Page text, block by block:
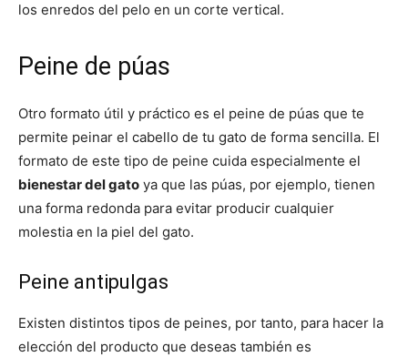
los enredos del pelo en un corte vertical.
Peine de púas
Otro formato útil y práctico es el peine de púas que te
permite peinar el cabello de tu gato de forma sencilla. El
formato de este tipo de peine cuida especialmente el
bienestar del gato ya que las púas, por ejemplo, tienen
una forma redonda para evitar producir cualquier
molestia en la piel del gato.
Peine antipulgas
Existen distintos tipos de peines, por tanto, para hacer la
elección del producto que deseas también es